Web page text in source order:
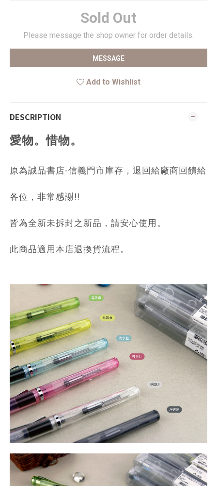
Sold Out
Please message the shop owner for order details.
MESSAGE
Add to Wishlist
DESCRIPTION
愛物。惜物。
原為誠品書店-信義門市庫存，退回給廠商回饋給
各位，非常感謝!!
皆為全新未拆封之新品，請安心使用。
此商品適用本店退換貨流程。